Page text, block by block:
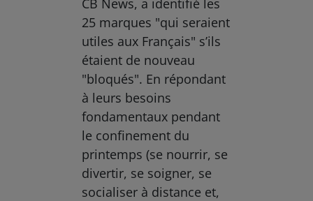
25 marques "qui seraient
utiles aux Français" s’ils
étaient de nouveau
"bloqués". En répondant
à leurs besoins
fondamentaux pendant
le confinement du
printemps (se nourrir, se
divertir, se soigner, se
socialiser à distance et,